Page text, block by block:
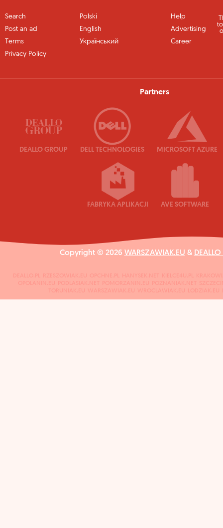
Search
Post an ad
Terms
Privacy Policy
Polski
English
Український
Help
Advertising
Career
Partners
DEALLO GROUP DELL TECHNOLOGIES MICROSOFT AZURE
FABRYKA APLIKACJI AVE SOFTWARE
Copyright © 2026 WARSZAWIAK.EU &